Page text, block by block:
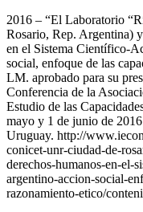
2016 – “El Laboratorio
Rosario, Rep. Argentina)
en el Sistema Científico-
social, enfoque de las
LM. aprobado para su
Conferencia de la
Estudio de las
mayo y 1 de junio de
Uruguay. http://
conicet-unr-ciudad-de-
derechos-humanos-en-el-
argentino-accion-social-
razonamiento-etico/